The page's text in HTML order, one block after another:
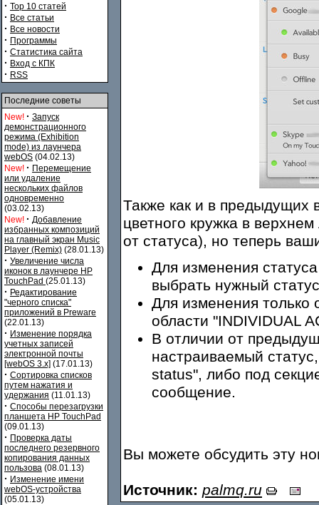
· Top 10 статей
· Все статьи
· Все новости
· Программы
· Статистика сайта
· Вход с КПК
· RSS
Последние советы
New! · Запуск
демонстрационного
режима (Exhibition
mode) из лаунчера
webOS (04.02.13)
New! · Перемещение
или удаление
нескольких файлов
одновременно
(03.02.13)
New! · Добавление
избранных композиций
на главный экран Music
Player (Remix) (28.01.13)
· Увеличение числа
иконок в лаунчере HP
TouchPad (25.01.13)
· Редактирование
"черного списка"
приложений в Preware
(22.01.13)
· Изменение порядка
учетных записей
электронной почты
[webOS 3.x] (17.01.13)
· Сортировка списков
путем нажатия и
удержания (11.01.13)
· Способы перезагрузки
планшета HP TouchPad
(09.01.13)
· Проверка даты
последнего резервного
копирования данных
пользова (08.01.13)
· Изменение имени
webOS-устройства
(05.01.13)
Также как и в предыдущих
цветного кружка в
от статуса), но теперь
Для изменения
выбрать нужный
Для изменения только
области "INDIVIDUAL
В отличии от
настраиваемый
status", либо под
сообщение.
Вы можете обсудить эту
Источник: palmq.ru